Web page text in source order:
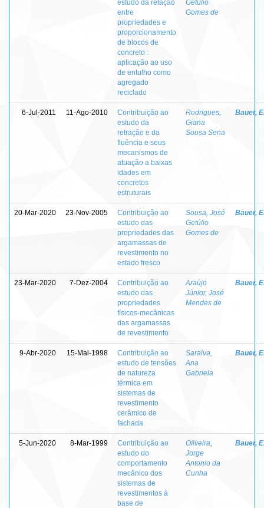
estudo da relação
entre
propriedades e
proporcionamento
de blocos de
concreto :
aplicação ao uso
de entulho como
agregado
reciclado
Getúlio
Gomes de
6-Jul-2011 11-Ago-2010
Contribuição ao
estudo da
retração e da
fluência e seus
mecanismos de
atuação a baixas
idades em
concretos
estruturais
Rodrigues,
Giana
Sousa Sena
Bauer,
20-Mar-2020 23-Nov-2005
Contribuição ao
estudo das
propriedades das
argamassas de
revestimento no
estado fresco
Sousa, José
Getúlio
Gomes de
Bauer,
23-Mar-2020 7-Dez-2004
Contribuição ao
estudo das
propriedades
físicos-mecânicas
das argamassas
de revestimento
Araújo
Júnior, José
Mendes de
Bauer,
9-Abr-2020 15-Mai-1998
Contribuição ao
estudo de tensões
de natureza
térmica em
sistemas de
revestimento
cerâmico de
fachada
Saraiva,
Ana
Gabriela
Bauer,
5-Jun-2020 8-Mar-1999
Contribuição ao
estudo do
comportamento
mecânico dos
sistemas de
revestimentos à
base de
Oliveira,
Jorge
Antonio da
Cunha
Bauer,